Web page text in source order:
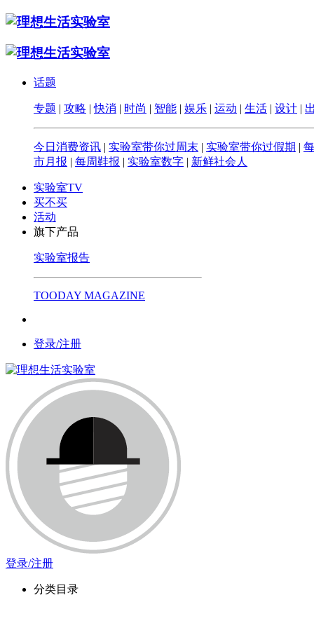
话题
专题 | 攻略 | 快消 | 时尚 | 智能 | 娱乐 | 运动 | 生活 | 设计 |
今日消费资讯 | 实验室带你过周末 | 实验室带你过假期 |
市月报 | 每周鞋报 | 实验室数字 | 新鲜社会人
实验室TV
买不买
活动
旗下产品
实验室报告
TOODAY MAGAZINE
登录/注册
登录/注册
分类目录